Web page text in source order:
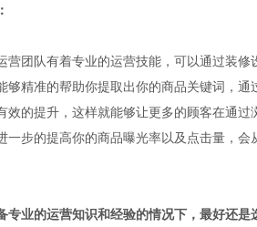
营团队有着专业的运营技能，可以通过装
够精准的帮助你提取出你的商品关键词，
效的提升，这样就能够让更多的顾客在通
一步的提高你的商品曝光率以及点击量，
专业的运营知识和经验的情况下，最好还是